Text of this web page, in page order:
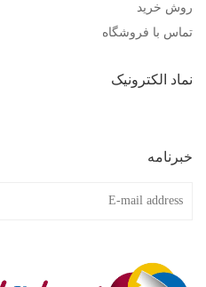
روش خرید
تماس با فروشگاه
نماد الکترونیک
خبرنامه